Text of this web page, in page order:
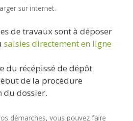
sur internet.
de travaux sont à déposer
saisies directement en ligne
du récépissé de dépôt
de la procédure
du dossier.
démarches, vous pouvez faire